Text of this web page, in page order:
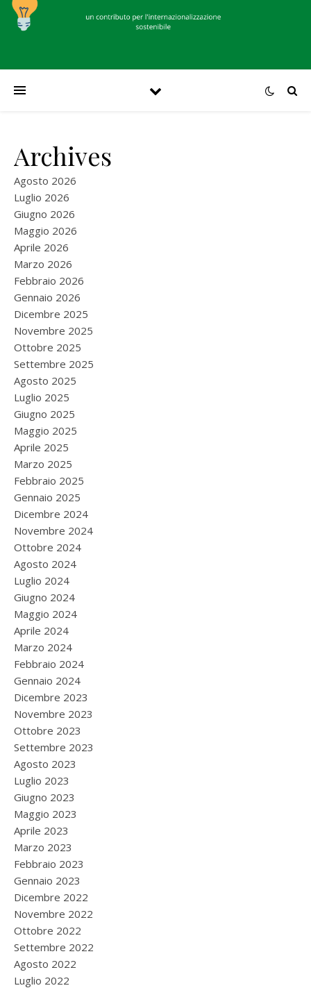
Archives
Agosto 2026
Luglio 2026
Giugno 2026
Maggio 2026
Aprile 2026
Marzo 2026
Febbraio 2026
Gennaio 2026
Dicembre 2025
Novembre 2025
Ottobre 2025
Settembre 2025
Agosto 2025
Luglio 2025
Giugno 2025
Maggio 2025
Aprile 2025
Marzo 2025
Febbraio 2025
Gennaio 2025
Dicembre 2024
Novembre 2024
Ottobre 2024
Agosto 2024
Luglio 2024
Giugno 2024
Maggio 2024
Aprile 2024
Marzo 2024
Febbraio 2024
Gennaio 2024
Dicembre 2023
Novembre 2023
Ottobre 2023
Settembre 2023
Agosto 2023
Luglio 2023
Giugno 2023
Maggio 2023
Aprile 2023
Marzo 2023
Febbraio 2023
Gennaio 2023
Dicembre 2022
Novembre 2022
Ottobre 2022
Settembre 2022
Agosto 2022
Luglio 2022